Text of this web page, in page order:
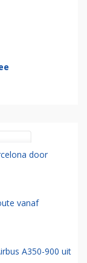
door
vanaf
A350-900 uit